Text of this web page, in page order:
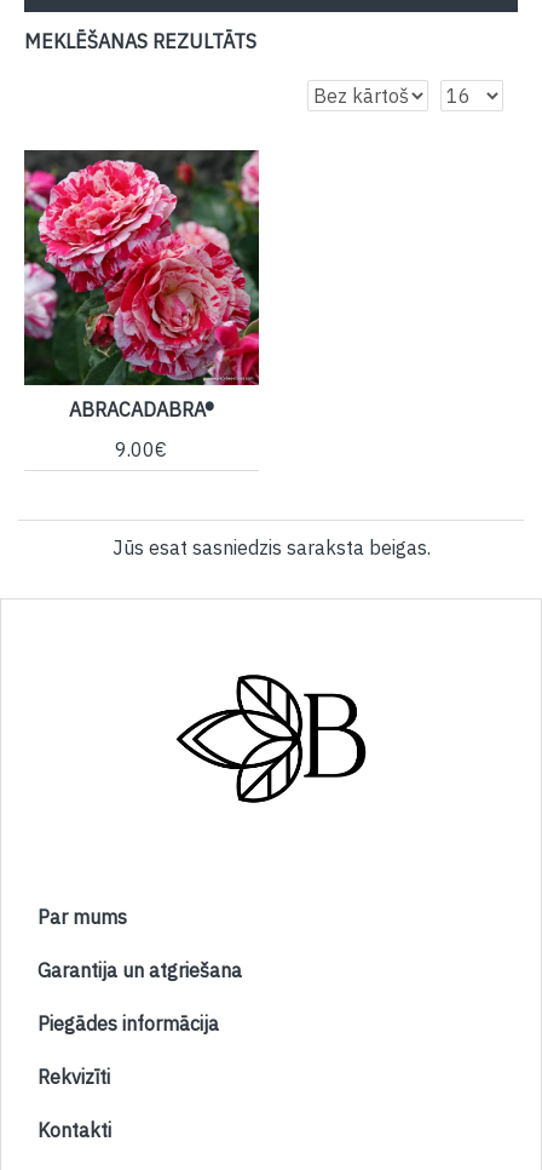
MEKLĒŠANAS REZULTĀTS
ABRACADABRA®
9.00€
Jūs esat sasniedzis saraksta beigas.
Par mums
Garantija un atgriešana
Piegādes informācija
Rekvizīti
Kontakti